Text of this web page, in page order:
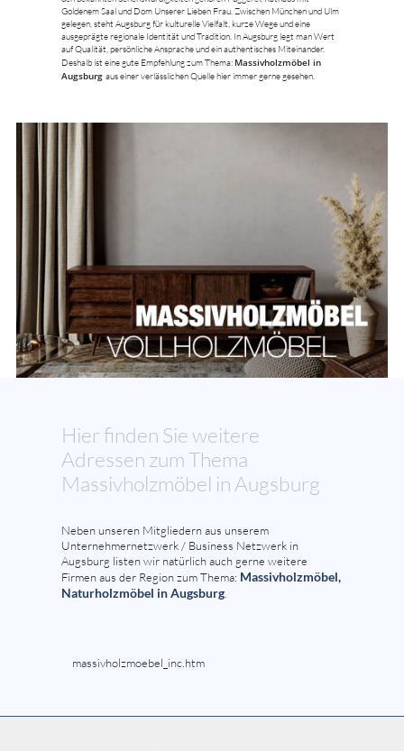
Goldenem Saal und Dom Unserer Lieben Frau. Zwischen München und Ulm
gelegen, steht Augsburg für kulturelle Vielfalt, kurze Wege und eine
ausgeprägte regionale Identität und Tradition. In Augsburg legt man Wert
auf Qualität, persönliche Ansprache und ein authentisches Miteinander.
Deshalb ist eine gute Empfehlung zum Thema: Massivholzmöbel in
Augsburg aus einer verlässlichen Quelle hier immer gerne gesehen.
Hier finden Sie weitere
Adressen zum Thema
Massivholzmöbel in Augsburg
Neben unseren Mitgliedern aus unserem
Unternehmernetzwerk / Business Netzwerk in
Augsburg listen wir natürlich auch gerne weitere
Firmen aus der Region zum Thema: Massivholzmöbel,
Naturholzmöbel in Augsburg
massivholzmoebel_inc.htm